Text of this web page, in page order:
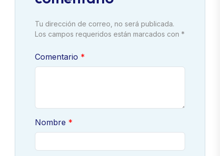
Tu dirección de correo, no será publicada.
Los campos requeridos están marcados con *
Comentario
Nombre